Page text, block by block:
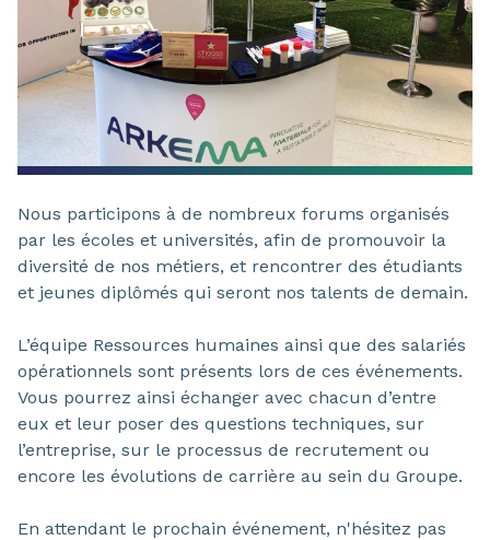
Nous participons à de nombreux forums organisés
par les écoles et universités, afin de promouvoir la
diversité de nos métiers, et rencontrer des étudiants
et jeunes diplômés qui seront nos talents de demain.
L’équipe Ressources humaines ainsi que des salariés
opérationnels sont présents lors de ces événements.
Vous pourrez ainsi échanger avec chacun d’entre
eux et leur poser des questions techniques, sur
l’entreprise, sur le processus de recrutement ou
encore les évolutions de carrière au sein du Groupe.
En attendant le prochain événement, n'hésitez pas